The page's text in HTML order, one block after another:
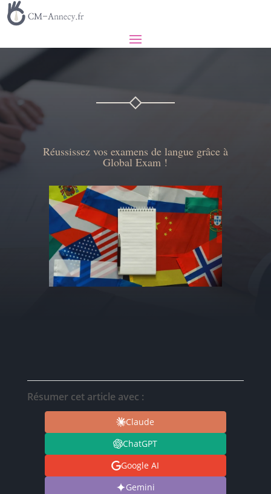
Réussissez vos examens de langue grâce à
Global Exam !
Résumer cet article avec :
Claude
ChatGPT
Google AI
Gemini